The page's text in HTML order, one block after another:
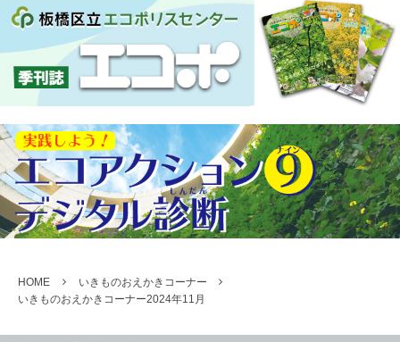
HOME
いきものおえかきコーナー
いきものおえかきコーナー2024年11月